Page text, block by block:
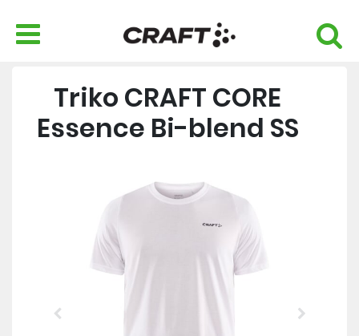
Triko CRAFT CORE
Essence Bi-blend SS
Previous Next